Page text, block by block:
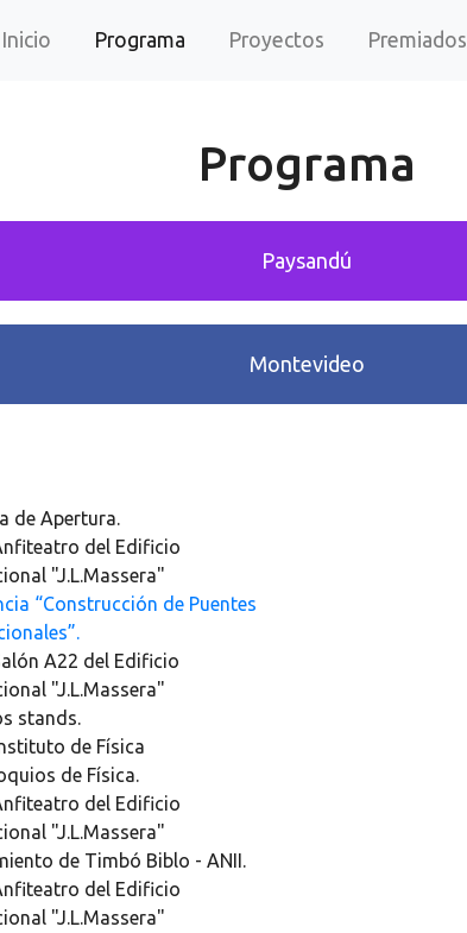
Inicio (current)Programa Proyectos Premiados
Programa
Paysandú
Montevideo
de Apertura.
del Edificio
"J.L.Massera"
“Construcción de Puentes
A22 del Edificio
"J.L.Massera"
stands.
de Física
de Física.
del Edificio
"J.L.Massera"
de Timbó Biblo - ANII.
del Edificio
"J.L.Massera"